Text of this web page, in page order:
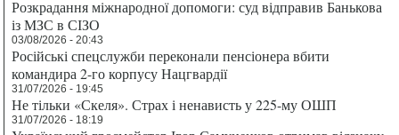
Розкрадання міжнародної допомоги: суд відправив Банькова
із МЗС в СІЗО
03/08/2026 - 20:43
Російські спецслужби переконали пенсіонера вбити
командира 2-го корпусу Нацгвардії
31/07/2026 - 19:45
Не тільки «Скеля». Страх і ненависть у 225-му ОШП
31/07/2026 - 18:19